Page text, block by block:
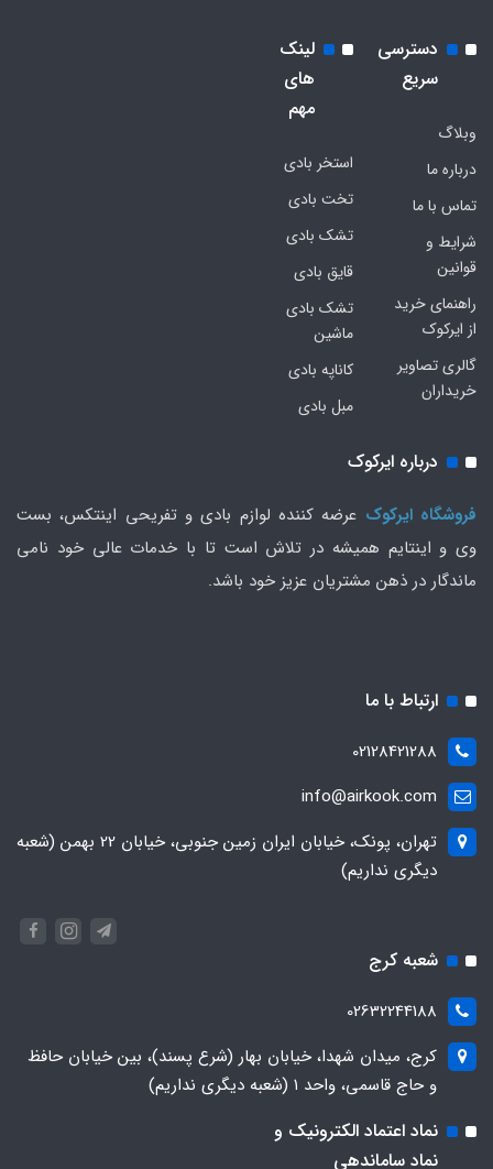
دسترسی
سریع
وبلاگ
درباره ما
تماس با ما
شرایط و
قوانین
راهنمای خرید
از ایرکوک
گالری تصاویر
خریداران
لینک
های
مهم
استخر بادی
تخت بادی
تشک بادی
قایق بادی
تشک بادی
ماشین
کاناپه بادی
مبل بادی
درباره ایرکوک
فروشگاه ایرکوک عرضه کننده لوازم بادی و تفریحی اینتکس، بست
وی و اینتایم همیشه در تلاش است تا با خدمات عالی خود نامی
ماندگار در ذهن مشتریان عزیز خود باشد.
ارتباط با ما
02128421288
info@airkook.com
تهران، پونک، خیابان ایران زمین جنوبی، خیابان 22 بهمن (شعبه
دیگری نداریم)
شعبه کرج
02632244188
کرج، میدان شهدا، خیابان بهار (شرع پسند)، بین خیابان حافظ
و حاج قاسمی، واحد ۱ (شعبه دیگری نداریم)
نماد اعتماد الکترونیک و
نماد ساماندهی